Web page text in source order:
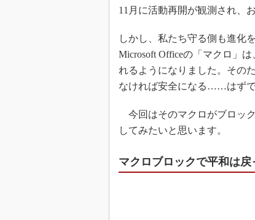
11月に活動再開が観測され、
しかし、私たち守る側も進化
Microsoft Officeの「マクロ」
れるようになりました。その
なければ安全になる……はずで
今回はそのマクロがブロッ
してみたいと思います。
マクロブロックで平和は戻